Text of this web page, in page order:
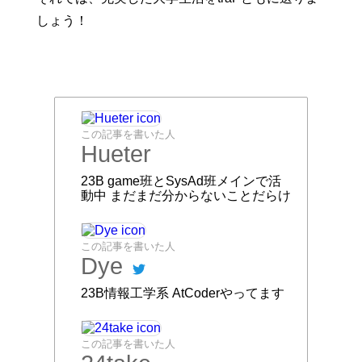
S2-204と同様にtakiプラザが見えるところまで行
きます。次に、この建物の右の道(S2-204への行
われていた場所)まで直進します。その後下の写真
の矢印の先にある坂を下っていきます。